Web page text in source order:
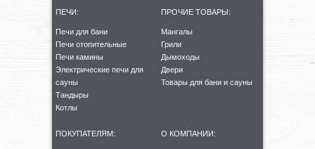
ПЕЧИ:
ПОКУПАТЕЛЯМ: О КОМПАНИИ:
Печи для бани
Печи отопительные
Печи камины
Электрические печи для
сауны
Тандыры
Котлы
Мангалы
Грили
Дымоходы
Двери
Товары для бани и сауны
ПРОЧИЕ ТОВАРЫ: